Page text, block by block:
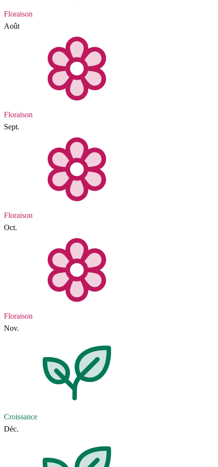
Floraison
Août
Floraison
Sept.
Floraison
Oct.
Floraison
Nov.
Croissance
Déc.